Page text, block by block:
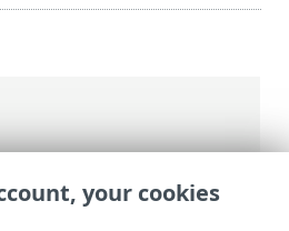
>ESET Cloud Office
> Ondersteunde
your cookies